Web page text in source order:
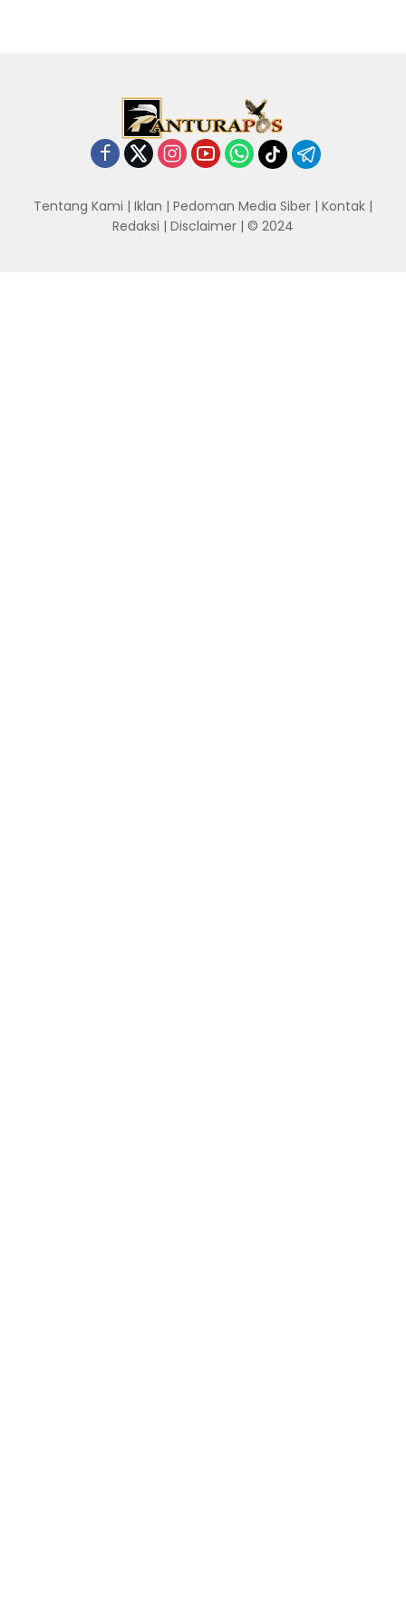
Tentang Kami | Iklan | Pedoman Media Siber | Kontak |
Redaksi | Disclaimer | © 2024